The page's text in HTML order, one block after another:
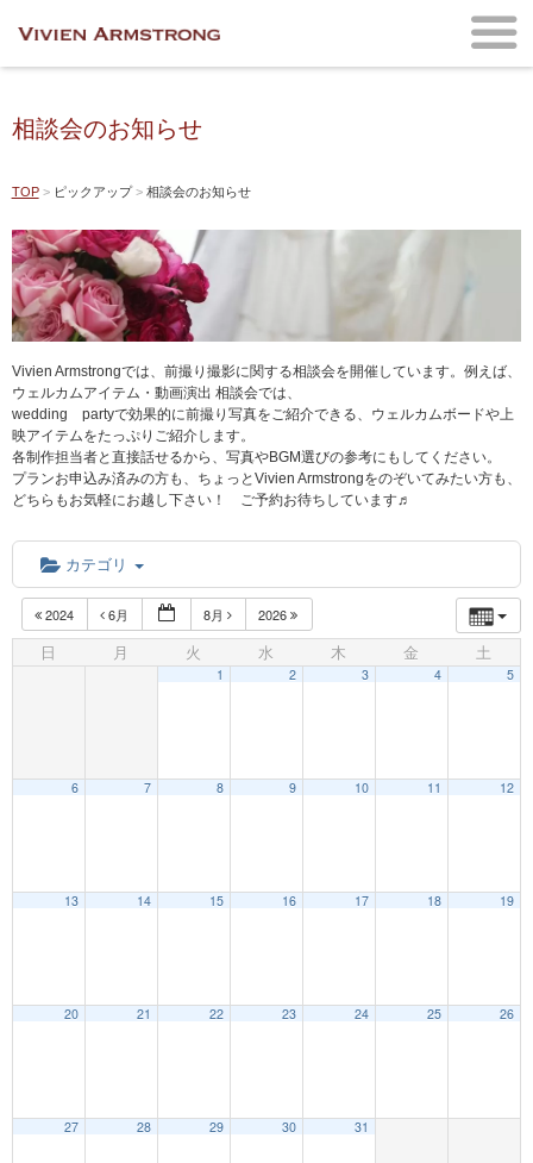
相談会のお知らせ
TOP ピックアップ 相談会のお知らせ
Vivien Armstrongでは、前撮り撮影に関する相談会を開催しています。例えば、
ウェルカムアイテム・動画演出 相談会では、
wedding partyで効果的に前撮り写真をご紹介できる、ウェルカムボードや上
映アイテムをたっぷりご紹介します。
各制作担当者と直接話せるから、写真やBGM選びの参考にもしてください。
プランお申込み済みの方も、ちょっとVivien Armstrongをのぞいてみたい方も、
どちらもお気軽にお越し下さい！ ご予約お待ちしています♬
カテゴリ
2024 6月 8月 2026
日 月 火 水 木 金 土
1 2 3 4 5
6 7 8 9 10 11 12
13 14 15 16 17 18 19
20 21 22 23 24 25 26
27 28 29 30 31